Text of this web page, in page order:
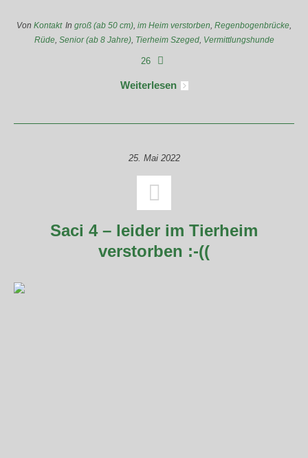
Von Kontakt In groß (ab 50 cm), im Heim verstorben, Regenbogenbrücke,
Rüde, Senior (ab 8 Jahre), Tierheim Szeged, Vermittlungshunde
26
Weiterlesen
25. Mai 2022
Saci 4 – leider im Tierheim
verstorben :-((